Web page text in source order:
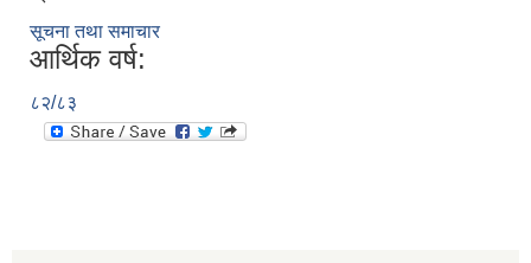
सूचना तथा समाचार
आर्थिक वर्ष:
८२/८३